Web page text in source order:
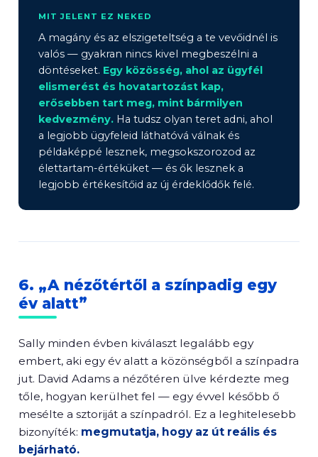
MIT JELENT EZ NEKED
A magány és az elszigeteltség a te vevőidnél is
valós — gyakran nincs kivel megbeszélni a
döntéseket. Egy közösség, ahol az ügyfél
elismerést és hovatartozást kap,
erősebben tart meg, mint bármilyen
kedvezmény. Ha tudsz olyan teret adni, ahol
a legjobb ügyfeleid láthatóvá válnak és
példaképpé lesznek, megsokszorozod az
élettartam-értéküket — és ők lesznek a
legjobb értékesítőid az új érdeklődők felé.
6. „A nézőtértől a színpadig egy
év alatt”
Sally minden évben kiválaszt legalább egy
embert, aki egy év alatt a közönségből a színpadra
jut. David Adams a nézőtéren ülve kérdezte meg
tőle, hogyan kerülhet fel — egy évvel később ő
mesélte a sztoriját a színpadról. Ez a leghitelesebb
bizonyíték: megmutatja, hogy az út reális és
bejárható.